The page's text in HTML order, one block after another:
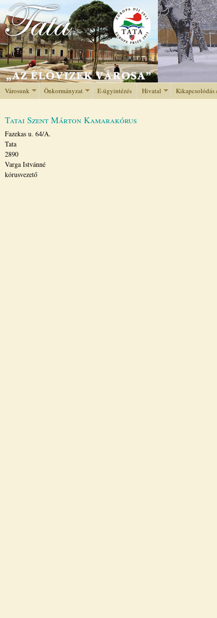
Jump to navigation
Városunk Önkormányzat E-ügyintézés Hivatal Kikapcsolódás
Tatai Szent Márton Kamarakórus
Fazekas u. 64/A.
Tata
2890
Varga Istvánné
kórusvezető